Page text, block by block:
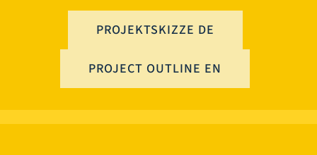
PROJEKTSKIZZE DE
PROJECT OUTLINE EN